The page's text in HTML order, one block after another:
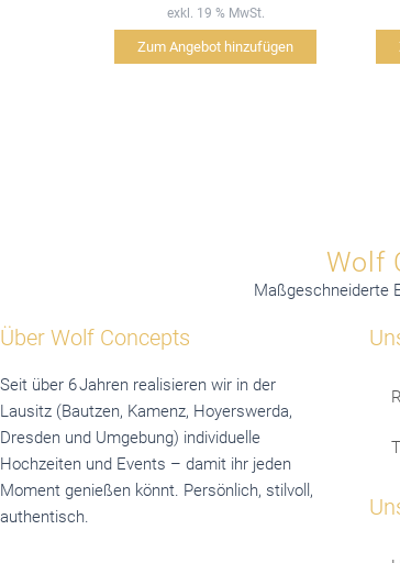
exkl. 19 % MwSt.
Zum Angebot hinzufügen
Wolf
Maßgeschneiderte
Über Wolf Concepts
Seit über 6 Jahren realisieren wir in der
Lausitz (Bautzen, Kamenz, Hoyerswerda,
Dresden und Umgebung) individuelle
Hochzeiten und Events – damit ihr jeden
Moment genießen könnt. Persönlich, stilvoll,
authentisch.